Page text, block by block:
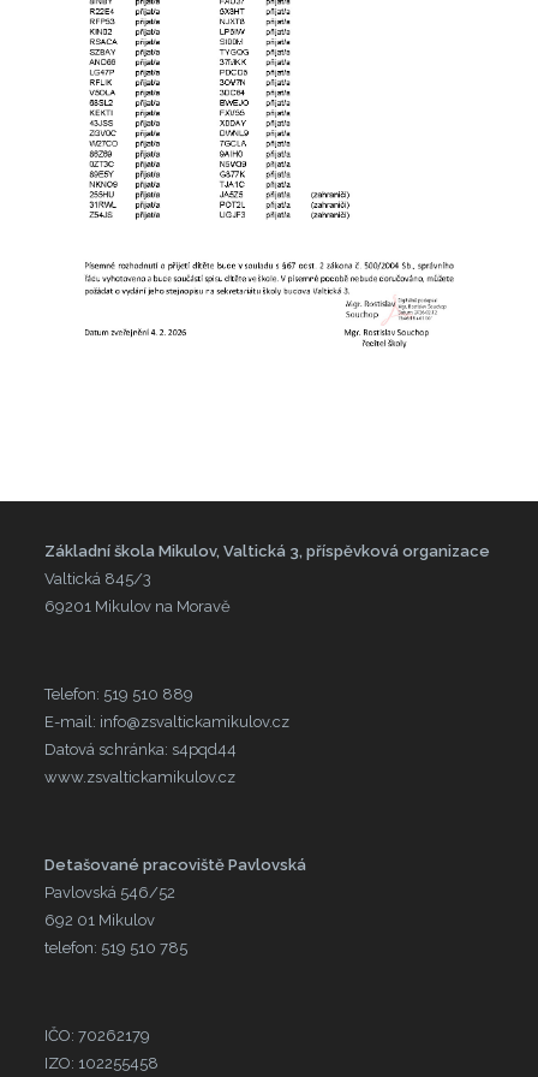
Základní škola Mikulov, Valtická 3, příspěvková organizace
Valtická 845/3
69201 Mikulov na Moravě
Telefon: 519 510 889
E-mail: info@zsvaltickamikulov.cz
Datová schránka: s4pqd44
www.zsvaltickamikulov.cz
Detašované pracoviště Pavlovská
Pavlovská 546/52
692 01 Mikulov
telefon: 519 510 785
IČO: 70262179
IZO: 102255458